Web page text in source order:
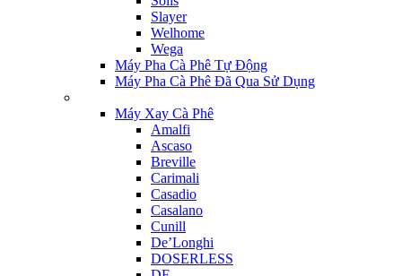
Slayer
Welhome
Wega
Máy Pha Cà Phê Tự Động
Máy Pha Cà Phê Đã Qua Sử Dụng
Máy Xay Cà Phê
Amalfi
Ascaso
Breville
Carimali
Casadio
Casalano
Cunill
De’Longhi
DOSERLESS